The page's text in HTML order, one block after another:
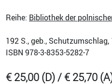
Reihe: Bibliothek der
192 S., geb., Schutzumschlag,
ISBN 978-3-8353-5282-7
€ 25,00 (D) / € 25,70